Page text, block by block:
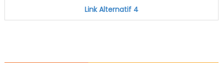
Link Alternatif 4